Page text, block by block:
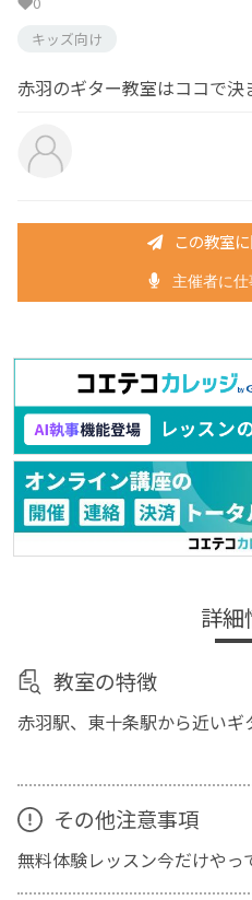
キッズ向け
赤羽のギター教室はココで決
この教室
主催者に
詳細
教室の特徴
赤羽駅、東十条駅から近いギ
その他注意事項
無料体験レッスン今だけやっ